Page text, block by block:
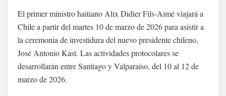
El primer ministro haitiano Alix Didier Fils-Aiméviajará a
Chile a partir del martes 10 de marzo de 2026 para asistir a
la ceremonia de investidura del nuevo presidente chileno,
José Antonio Kast. Las actividades protocolares se
desarrollarán entreSantiagoyValparaíso, del 10 al 12 de
marzo de 2026.